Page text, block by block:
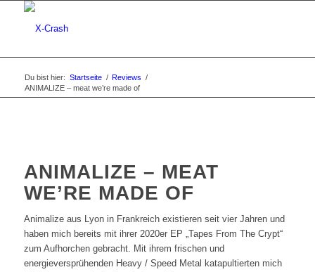
Du bist hier: Startseite / Reviews /
ANIMALIZE – meat we’re made of
ANIMALIZE – MEAT
WE’RE MADE OF
Animalize aus Lyon in Frankreich existieren seit vier Jahren und
haben mich bereits mit ihrer 2020er EP „Tapes From The Crypt“
zum Aufhorchen gebracht. Mit ihrem frischen und
energieversprühenden Heavy / Speed Metal katapultierten mich